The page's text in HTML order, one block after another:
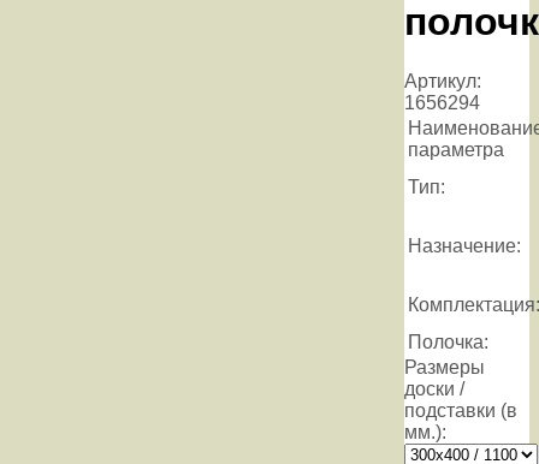
Артикул:
1656294
параметра
Тип:
Назначение:
Комплектация:
Полочка:
Размеры
доски /
подставки (в
мм.):